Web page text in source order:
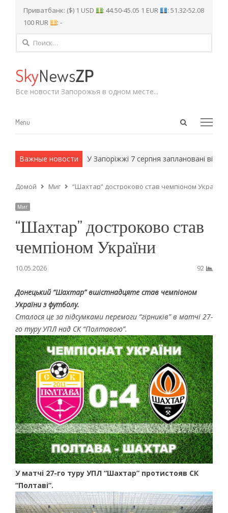
Приватбанк: ($) 1 USD : 44.50-45.05 1 EUR
: 51.32-52.08
100 RUR
: -
Найти:
SkyNewsZP
Все новости Запорожья в одном месте...
Open
Menu
Menu
Важные новости
методы. У Запоріжжі 7 серпня заплановані
Домой Миг “Шахтар” достроково став чемпіоном України
Миг
“Шахтар” достроково став
чемпіоном України
10.05.2026 92
Донецький “Шахтар” вшістнадцяте став чемпіоном
України з футболу.
Сталося це за підсумками перемоги “гірників” в матчі 27-
го туру УПЛ над СК “Полтавою”.
У матчі 27-го туру УПЛ “Шахтар” протистояв СК
“Полтаві”.